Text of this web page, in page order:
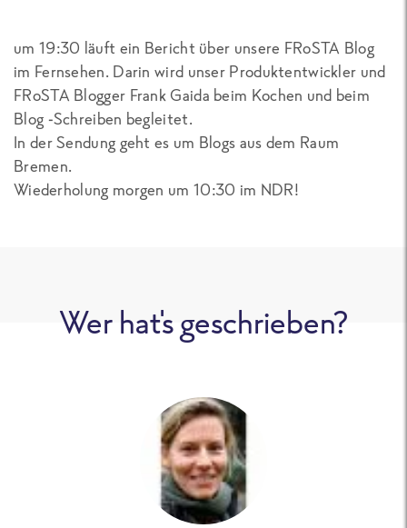
um 19:30 läuft ein Bericht über unsere FRoSTA Blog
im Fernsehen. Darin wird unser Produktentwickler und
FRoSTA Blogger Frank Gaida beim Kochen und beim
Blog -Schreiben begleitet.
In der Sendung geht es um Blogs aus dem Raum
Bremen.
Wiederholung morgen um 10:30 im NDR!
Wer hat's geschrieben?